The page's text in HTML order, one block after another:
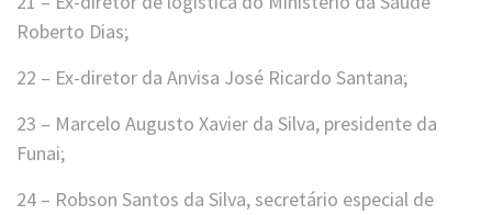
Roberto Dias;
22 – Ex-diretor da Anvisa José Ricardo Santana;
23 – Marcelo Augusto Xavier da Silva, presidente da
Funai;
24 – Robson Santos da Silva, secretário especial de